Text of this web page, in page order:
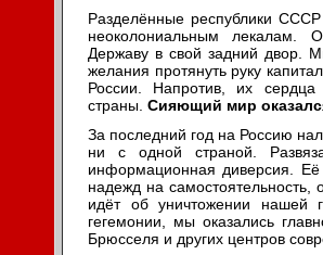
Разделённые республики
неоколониальным
Державу в свой задний двор.
желания протянуть руку
России. Напротив, их
страны. Сияющий мир
За последний год на Россию
ни с одной страной.
информационная диверсия. Её
надежд на
идёт об уничтожении нашей
гегемонии, мы оказались
Брюсселя и других центров